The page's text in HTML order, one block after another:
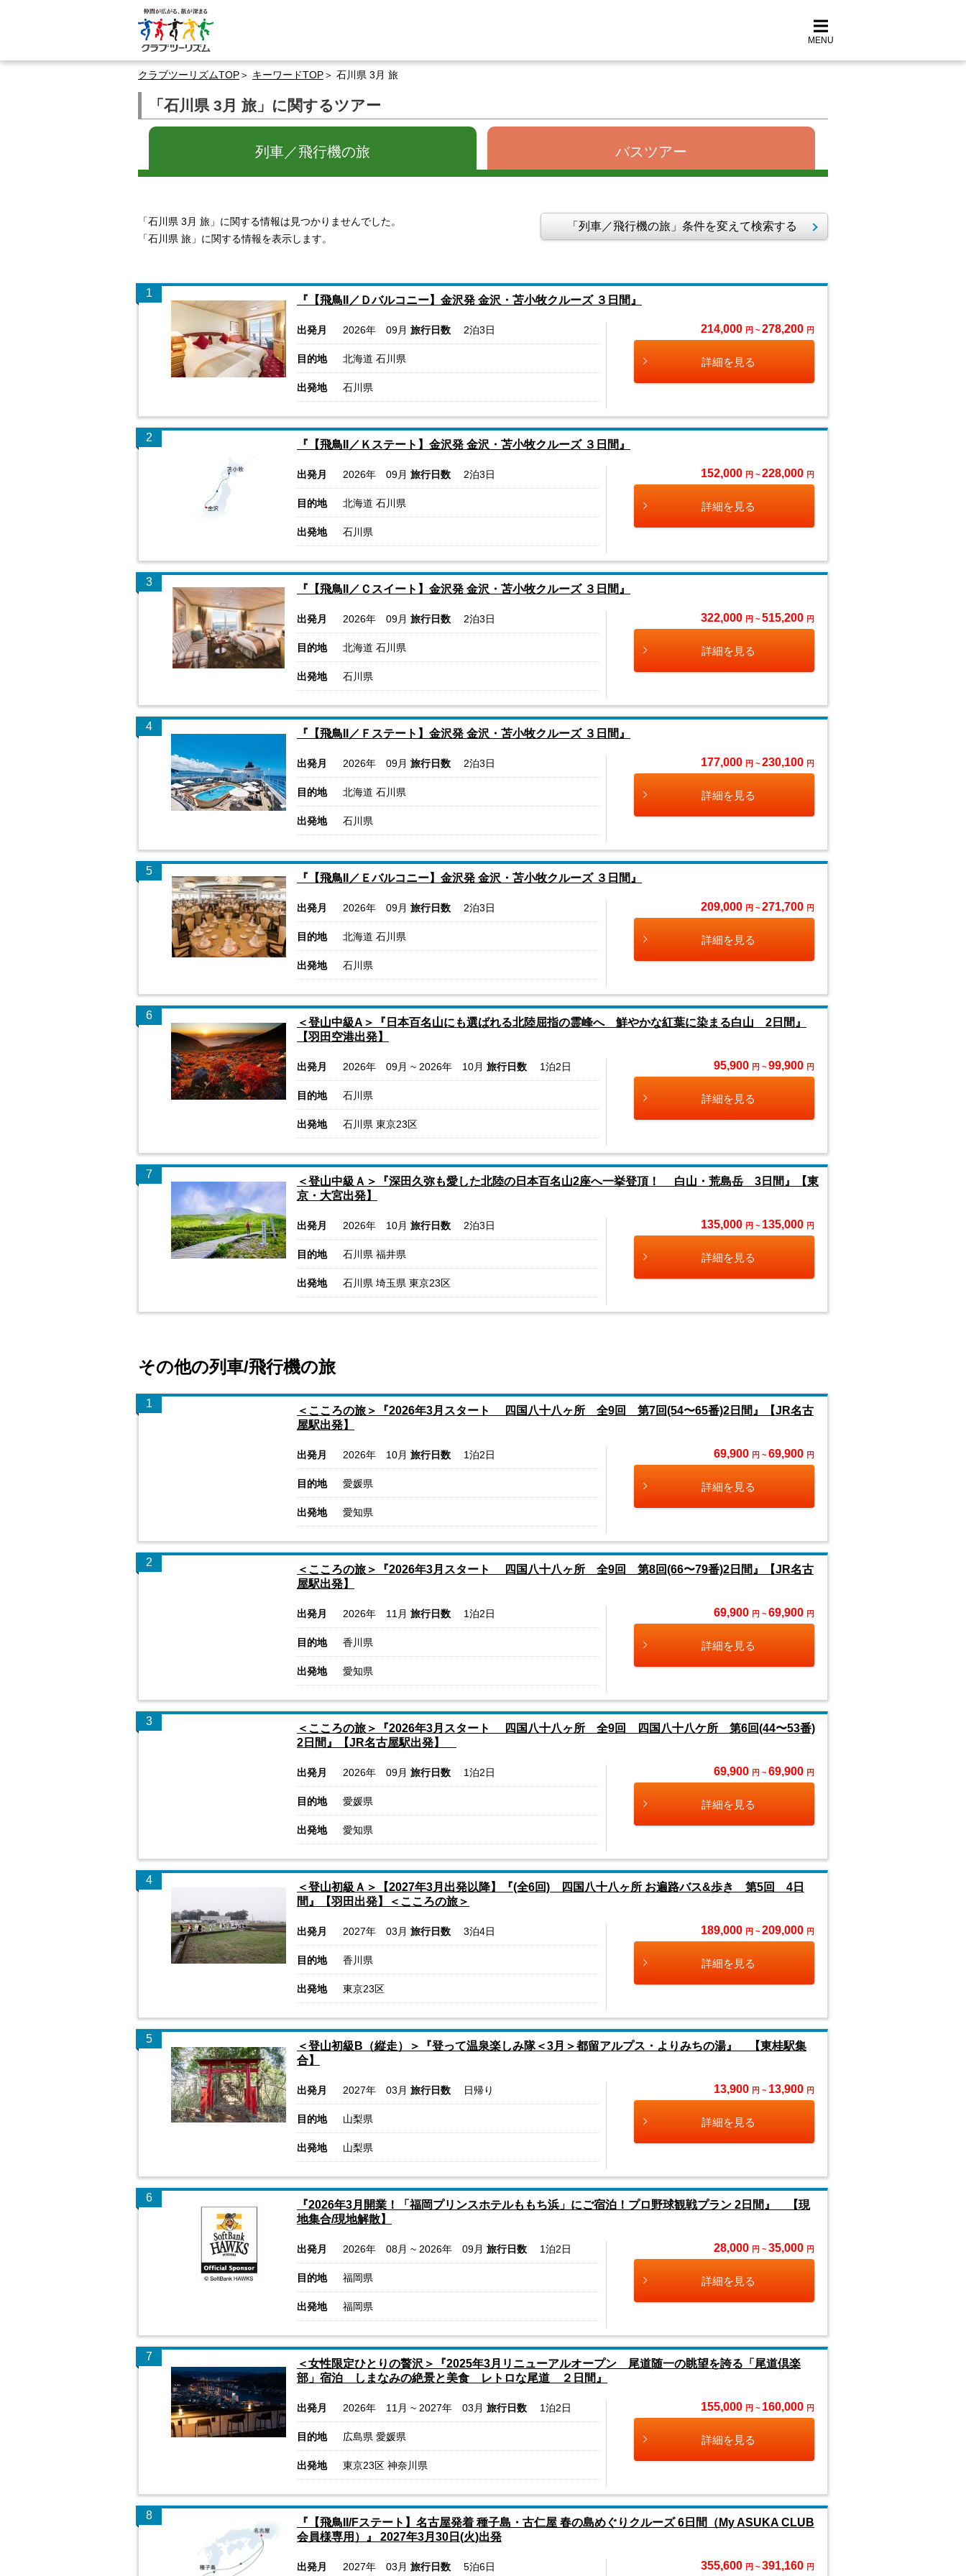
MENU
クラブツーリズムTOP キーワードTOP 石川県 3月 旅
「石川県 3月 旅」に関するツアー
列車／飛行機の旅 バスツアー
「石川県 3月 旅」に関する情報は見つかりませんでした。
「石川県 旅」に関する情報を表示します。
「列車／飛行機の旅」条件を変えて検索する
1
『【飛鳥II／Ｄバルコニー】金沢発 金沢・苫小牧クルーズ ３日間』
出発月 2026年 09月 旅行日数 2泊3日
目的地 北海道 石川県
出発地 石川県
214,000 円 ~ 278,200 円
詳細を見る
2
『【飛鳥II／Ｋステート】金沢発 金沢・苫小牧クルーズ ３日間』
出発月 2026年 09月 旅行日数 2泊3日
目的地 北海道 石川県
出発地 石川県
152,000 円 ~ 228,000 円
詳細を見る
3
『【飛鳥II／Ｃスイート】金沢発 金沢・苫小牧クルーズ ３日間』
出発月 2026年 09月 旅行日数 2泊3日
目的地 北海道 石川県
出発地 石川県
322,000 円 ~ 515,200 円
詳細を見る
4
『【飛鳥II／Ｆステート】金沢発 金沢・苫小牧クルーズ ３日間』
出発月 2026年 09月 旅行日数 2泊3日
目的地 北海道 石川県
出発地 石川県
177,000 円 ~ 230,100 円
詳細を見る
5
『【飛鳥II／Ｅバルコニー】金沢発 金沢・苫小牧クルーズ ３日間』
出発月 2026年 09月 旅行日数 2泊3日
目的地 北海道 石川県
出発地 石川県
209,000 円 ~ 271,700 円
詳細を見る
6
＜登山中級A＞『日本百名山にも選ばれる北陸屈指の霊峰へ 鮮やかな紅葉に染まる白山 2日間』
【羽田空港出発】
出発月 2026年 09月 ~ 2026年 10月 旅行日数 1泊2日
目的地 石川県
出発地 石川県 東京23区
95,900 円 ~ 99,900 円
詳細を見る
7
＜登山中級Ａ＞『深田久弥も愛した北陸の日本百名山2座へ一挙登頂！ 白山・荒島岳 3日間』【東
京・大宮出発】
出発月 2026年 10月 旅行日数 2泊3日
目的地 石川県 福井県
出発地 石川県 埼玉県 東京23区
135,000 円 ~ 135,000 円
詳細を見る
その他の列車/飛行機の旅
1
＜こころの旅＞『2026年3月スタート 四国八十八ヶ所 全9回 第7回(54〜65番)2日間』【JR名古
屋駅出発】
出発月 2026年 10月 旅行日数 1泊2日
目的地 愛媛県
出発地 愛知県
69,900 円 ~ 69,900 円
詳細を見る
2
＜こころの旅＞『2026年3月スタート 四国八十八ヶ所 全9回 第8回(66〜79番)2日間』【JR名古
屋駅出発】
出発月 2026年 11月 旅行日数 1泊2日
目的地 香川県
出発地 愛知県
69,900 円 ~ 69,900 円
詳細を見る
3
＜こころの旅＞『2026年3月スタート 四国八十八ヶ所 全9回 四国八十八ケ所 第6回(44〜53番)
2日間』【JR名古屋駅出発】
出発月 2026年 09月 旅行日数 1泊2日
目的地 愛媛県
出発地 愛知県
69,900 円 ~ 69,900 円
詳細を見る
4
＜登山初級Ａ＞【2027年3月出発以降】『(全6回) 四国八十八ヶ所 お遍路バス&歩き 第5回 4日
間』【羽田出発】＜こころの旅＞
出発月 2027年 03月 旅行日数 3泊4日
目的地 香川県
出発地 東京23区
189,000 円 ~ 209,000 円
詳細を見る
5
＜登山初級B（縦走）＞『登って温泉楽しみ隊＜3月＞都留アルプス・よりみちの湯』 【東桂駅集
合】
出発月 2027年 03月 旅行日数 日帰り
目的地 山梨県
出発地 山梨県
13,900 円 ~ 13,900 円
詳細を見る
6
『2026年3月開業！「福岡プリンスホテルももち浜」にご宿泊！プロ野球観戦プラン 2日間』 【現
地集合/現地解散】
出発月 2026年 08月 ~ 2026年 09月 旅行日数 1泊2日
目的地 福岡県
出発地 福岡県
28,000 円 ~ 35,000 円
詳細を見る
7
＜女性限定ひとりの贅沢＞『2025年3月リニューアルオープン 尾道随一の眺望を誇る「尾道倶楽
部」宿泊 しまなみの絶景と美食 レトロな尾道 ２日間』
出発月 2026年 11月 ~ 2027年 03月 旅行日数 1泊2日
目的地 広島県 愛媛県
出発地 東京23区 神奈川県
155,000 円 ~ 160,000 円
詳細を見る
8
『【飛鳥II/Fステート】名古屋発着 種子島・古仁屋 春の島めぐりクルーズ 6日間（My ASUKA CLUB
会員様専用）』 2027年3月30日(火)出発
出発月 2027年 03月 旅行日数 5泊6日 355,600 円 ~ 391,160 円